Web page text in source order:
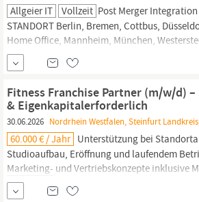
Allgeier IT Vollzeit Post Merger Integration
STANDORT Berlin, Bremen, Cottbus,
Home Office, Mannheim, München,
Pre-Signing Integrationsplanung & Due-
Erstellung konkreter
Umsetzungspläne. Begleitung der
Prozesse, insb.
Fitness Franchise Partner (m/w/d)
& Eigenkapitalerforderlich
30.06.2026 Nordrhein Westfalen, Steinfurt
60.000 € / Jahr Unterstützung bei
Studioaufbau, Eröffnung und laufendem
Marketing- und Vertriebskonzepte inklusive
Umfangreiche Schulungen & Einarbeitung –
Quereinsteiger geeignet Netzwerk aus